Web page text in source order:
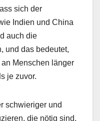
sich der
Indien und China
auch die
und das bedeutet,
Menschen länger
je zuvor.
schwieriger und
die nötig sind,